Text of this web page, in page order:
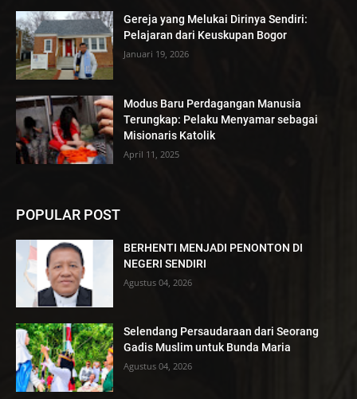
Gereja yang Melukai Dirinya Sendiri:
Pelajaran dari Keuskupan Bogor
Januari 19, 2026
Modus Baru Perdagangan Manusia
Terungkap: Pelaku Menyamar sebagai
Misionaris Katolik
April 11, 2025
POPULAR POST
BERHENTI MENJADI PENONTON DI
NEGERI SENDIRI
Agustus 04, 2026
Selendang Persaudaraan dari Seorang
Gadis Muslim untuk Bunda Maria
Agustus 04, 2026